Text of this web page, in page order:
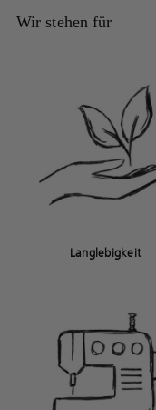
Wir stehen für
Langlebigkeit